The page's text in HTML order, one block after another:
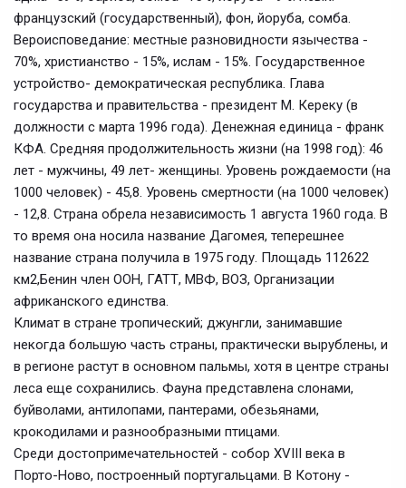
французский (государственный), фон, йоруба, сомба.
Вероисповедание: местные разновидности язычества -
70%, христианство - 15%, ислам - 15%. Государственное
устройство- демократическая республика. Глава
государства и правительства - президент М. Кереку (в
должности с марта 1996 года). Денежная единица - франк
КФА. Средняя продолжительность жизни (на 1998 год): 46
лет - мужчины, 49 лет- женщины. Уровень рождаемости (на
1000 человек) - 45,8. Уровень смертности (на 1000 человек)
- 12,8. Страна обрела независимость 1 августа 1960 года. В
то время она носила название Дагомея, теперешнее
название страна получила в 1975 году. Площадь 112622
км2,Бенин член ООН, ГАТТ, МВФ, ВОЗ, Организации
африканского единства.
Климат в стране тропический; джунгли, занимавшие
некогда большую часть страны, практически вырублены, и
в регионе растут в основном пальмы, хотя в центре страны
леса еще сохранились. Фауна представлена слонами,
буйволами, антилопами, пантерами, обезьянами,
крокодилами и разнообразными птицами.
Среди достопримечательностей - собор XVIII века в
Порто-Ново, построенный португальцами. В Котону -